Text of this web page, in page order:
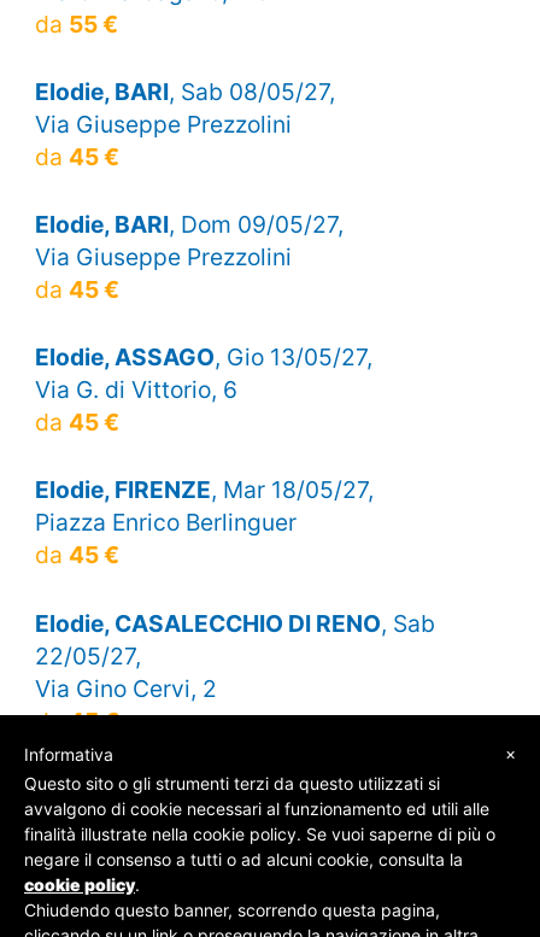
da 55 €
Elodie, BARI, Sab 08/05/27,
Via Giuseppe Prezzolini
da 45 €
Elodie, BARI, Dom 09/05/27,
Via Giuseppe Prezzolini
da 45 €
Elodie, ASSAGO, Gio 13/05/27,
Via G. di Vittorio, 6
da 45 €
Elodie, FIRENZE, Mar 18/05/27,
Piazza Enrico Berlinguer
da 45 €
Elodie, CASALECCHIO DI RENO, Sab
22/05/27,
Via Gino Cervi, 2
da45 €
© SOS Biglietti - P.Iva 09162100961 -Chi Siamo
Contatti-Privacy Policy
×
Informativa
Questo sito o gli strumenti terzi da questo utilizzati si
avvalgono di cookie necessari al funzionamento ed utili alle
finalità illustrate nella cookie policy. Se vuoi saperne di più o
negare il consenso a tutti o ad alcuni cookie, consulta la
cookie policy.
Chiudendo questo banner, scorrendo questa pagina,